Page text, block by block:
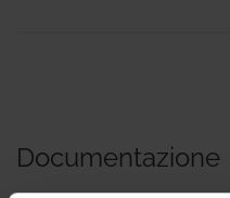
Documentazione